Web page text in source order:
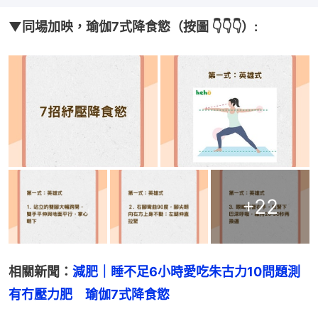
▼同場加映，瑜伽7式降食慾（按圖 👇👇👇）:
+22
相關新聞： 減肥｜睡不足6小時愛吃朱古力10問題測
有冇壓力肥　瑜伽7式降食慾